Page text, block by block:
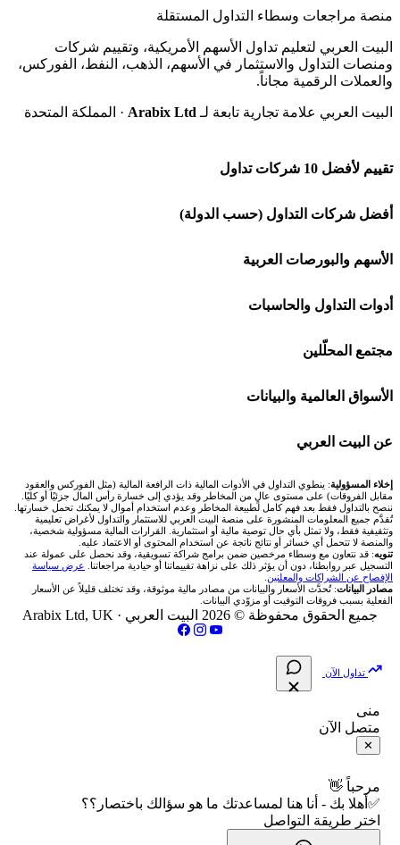
منصة مراجعات وسطاء التداول المستقلة
البيت العربي لتعليم تداول الأسهم الأمريكية، وتقييم شركات
ومنصات التداول والاستثمار في الأسهم، الذهب، النفط، الفوركس،
والعملات الرقمية مجاناً.
البيت العربي علامة تجارية تابعة لـ Arabix Ltd · المملكة المتحدة
تقييم لأفضل 10 شركات تداول
شركة Capital.com
افاتريد AvaTrade
اكسنس Exness
منصة بينانس
اكس تي بي XTB
انتراكتيف بروكرز IBKR
أفضل شركات التداول (حسب الدولة)
شركات تداول في السعودية
شركات تداول في الإمارات
شركات تداول في الكويت
شركات تداول في قطر
شركات تداول في الأردن
شركات تداول في العراق
شركات تداول في فلسطين
الأسهم والبورصات العربية
🌍 كل البورصات العربية
🇸🇦 السوق السعودية
🇦🇪 أسواق الإمارات
🇪🇬 البورصة المصرية
🇶🇦 بورصة قطر
🇯🇴 بورصة عمّان
🇧🇭 بورصة البحرين
فلتر الأسهم الشرعي
📋 جميع الأسهم
🕌 الأسهم الحلال
أدوات التداول والحاسبات
🕌 حاسبة الزكاة
💱 محول العملات
🧮 حاسبة حجم اللوت
📊 حاسبة قيمة النقطة
💰 حاسبة ربح الفوركس
📌 حاسبة النقاط المحورية
📏 حاسبة حجم المركز
📈 حاسبة عائد التداول
📊 حاسبة الربح التراكمي
🧮 حاسبة متوسط سعر السهم
📅 التقويم الاقتصادي
مجتمع المحلّلين
🧱 حائط المجتمع
🏆 لوحة المحلّلين
✍️ اكتب تحليلك
الأسواق العالمية والبيانات
🌐 المؤشرات العالمية
🥇 سعر الذهب اليوم
🥇 أسعار الذهب والمعادن
💱 أسعار العملات والفوركس
💵 سعر الريال السعودي في مصر
📅 المؤشرات الاقتصادية
عن البيت العربي
من نحن
تواصل معنا
فريق المؤلفين
مقالات تعليمية
سياسة تقييم الشركات
الإبلاغ عن شركة نصابة
شروط الاستخدام
سياسة الخصوصية
إخلاء المسؤولية: ينطوي التداول في الأدوات المالية ذات الرافعة المالية (مثل الفوركس والعقود
مقابل الفروقات) على مستوى عالٍ من المخاطر وقد يؤدي إلى خسارة رأس المال جزئيًا أو كليًا.
ننصح بالتداول فقط بعد فهم كامل لطبيعة المخاطر وعدم استخدام أموال لا يمكنك تحمل خسارتها.
تُقدَّم جميع المعلومات المنشورة على منصة البيت العربي للاستثمار والتداول لأغراض تعليمية
وتثقيفية فقط، ولا تمثل بأي حال توصية مالية أو استثمارية. القرارات المالية مسؤولية شخصية،
والمنصة لا تتحمل أي خسائر أو نتائج ناتجة عن استخدام المحتوى أو الاعتماد عليه.
تنويه: قد نتعاون مع وسطاء مرخصين ضمن برامج شراكة تسويقية، وقد نحصل على عمولة عند
التسجيل عبر روابطنا، دون أن يؤثر ذلك على نزاهة تقييماتنا أو حيادية مراجعاتنا. عرض سياسة
الإفصاح عن الشراكات والمعلنين
مصادر البيانات: تُحدَّث الأسعار والبيانات من مصادر مالية موثوقة، وقد تختلف قليلاً عن الأسعار
الفعلية بسبب فروقات التوقيت أو مزوّدي البيانات.
جميع الحقوق محفوظة © 2026 البيت العربي · Arabix Ltd, UK
تداول الآن
منى
متصل الآن
✕
مرحباً 👋
✅أهلا بك - أنا هنا لمساعدتك ما هو سؤالك باختصار؟؟
اختر طريقة التواصل